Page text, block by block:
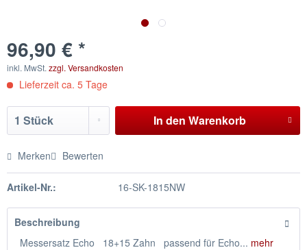
96,90 € *
inkl. MwSt. zzgl. Versandkosten
Lieferzeit ca. 5 Tage
In den Warenkorb
Merken Bewerten
Artikel-Nr.: 16-SK-1815NW
Beschreibung
Messersatz Echo 18+15 Zahn passend für Echo... mehr